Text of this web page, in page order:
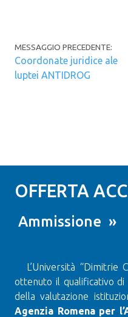
MESSAGGIO PRECEDENTE:
Coordonate juridice ale
luptei ANTIDROG
OFFERTA
Ammissione »
L’Università “Dimitrie
ottenuto il qualificativo di
della valutazione
Agenzia Romena per